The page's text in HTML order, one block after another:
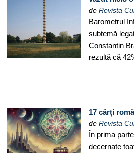
deRevista
Barometrul
subtemă
Constantin
rezultă că
17 cărți
deRevista
În prima
decernate